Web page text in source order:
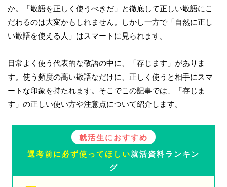
か。「敬語を正しく使うべきだ」と徹底して正しい敬語にこ
だわるのは大変かもしれません。しかし一方で「自然に正し
い敬語を使える人」はスマートに見られます。
日常よく使う代表的な敬語の中に、「存じます」がありま
す。使う頻度の高い敬語なだけに、正しく使うと相手にスマ
ートな印象を持たれます。そこでこの記事では、「存じま
す」の正しい使い方や注意点について紹介します。
就活生におすすめ
選考前に必ず使ってほしい就活資料ランキン
グ